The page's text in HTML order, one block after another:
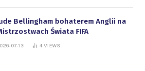
Bellingham bohaterem Anglii na
Świata FIFA
07-13 4 VIEWS